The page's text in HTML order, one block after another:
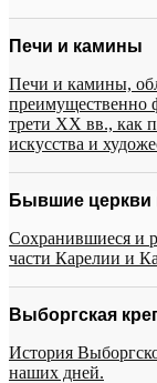
Печи и камины
Печи и камины,
преимущественно
трети XX вв., как
искусства и
Бывшие
Сохранившиеся и
части Карелии и
Выборгская
История
наших дней.